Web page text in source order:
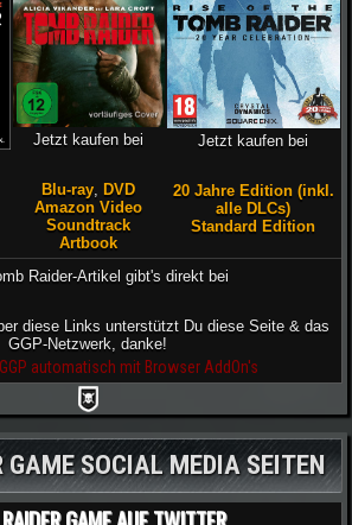
Jetzt kaufen bei
Blu-ray DVD
Amazon Video
Soundtrack
Artbook
Jetzt kaufen bei
20 Jahre Edition (inkl.
alle DLCs)
Standard Edition
Raider-Artikel gibt's direkt bei
diese Links unterstützt Du diese Seite & das
GGP-Netzwerk, danke!
automatisch mit Browser AddOn's
GAME SOCIAL MEDIA SEITEN